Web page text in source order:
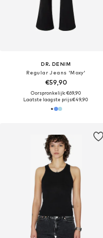
DR. DENIM
Regular Jeans 'Moxy'
€59,90
Oorspronkelijk: €69,90
Laatste laagste prijs:€49,90